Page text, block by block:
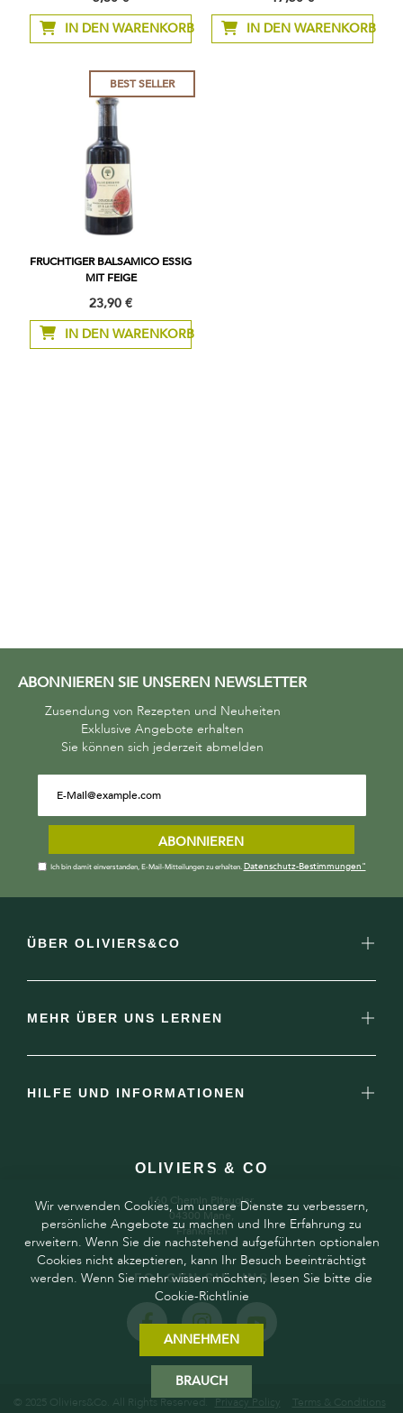
IN DEN WARENKORB
IN DEN WARENKORB
BEST SELLER
FRUCHTIGER BALSAMICO ESSIG
MIT FEIGE
23,90 €
IN DEN WARENKORB
ABONNIEREN SIE UNSEREN NEWSLETTER
Zusendung von Rezepten und Neuheiten
Exklusive Angebote erhalten
Sie können sich jederzeit abmelden
ABONNIEREN
Ich bin damit einverstanden, E-Mail-Mitteilungen zu erhalten. Datenschutz-Bestimmungen"
ÜBER OLIVIERS&CO
MEHR ÜBER UNS LERNEN
HILFE UND INFORMATIONEN
OLIVIERS & CO
160 Chemin Pitaugier,
04300 Mane,
Frankreich
FOLGEN SIE UNS
© 2025 Oliviers&Co. All Rights Reserved. Privacy Policy Terms & Conditions
Wir verwenden Cookies, um unsere Dienste zu verbessern,
persönliche Angebote zu machen und Ihre Erfahrung zu
erweitern. Wenn Sie die nachstehend aufgeführten optionalen
Cookies nicht akzeptieren, kann Ihr Besuch beeinträchtigt
werden. Wenn Sie mehr wissen möchten, lesen Sie bitte die
Cookie-Richtlinie
ANNEHMEN
BRAUCH